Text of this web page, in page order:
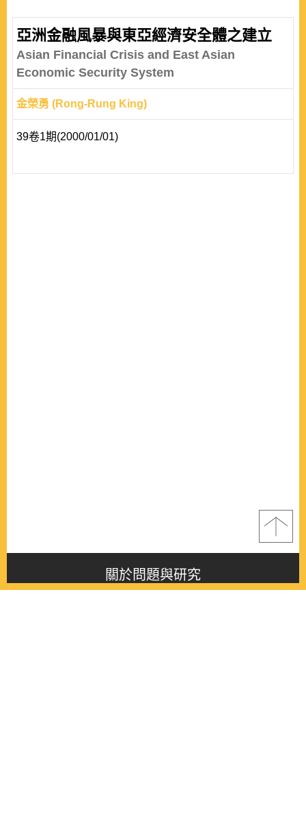
亞洲金融風暴與東亞經濟安全體之建立
Asian Financial Crisis and East Asian
Economic Security System
金榮勇 (Rong-Rung King)
39卷1期(2000/01/01)
關於問題與研究
About this journal